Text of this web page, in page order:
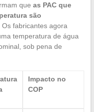
que as PAC que
são
. Os fabricantes agora
temperatura de água
sob pena de
Impacto no
COP